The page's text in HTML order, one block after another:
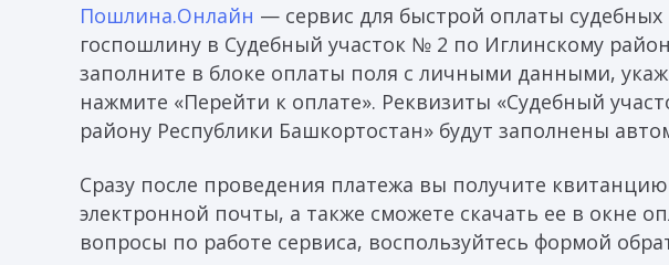
Пошлина.Онлайн — сервис для быстрой оплаты
госпошлину в Судебный участок № 2 по Иглинскому
заполните в блоке оплаты поля с личными данными,
нажмите «Перейти к оплате». Реквизиты «Судебный
району Республики Башкортостан» будут заполнены
Сразу после проведения платежа вы получите
электронной почты, а также сможете скачать ее в окне
вопросы по работе сервиса, воспользуйтесь формой